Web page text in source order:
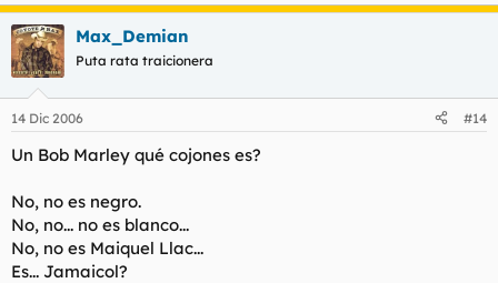
Max_Demian
Puta rata traicionera
14 Dic 2006 #14
Un Bob Marley qué cojones es?
No, no es negro.
No, no... no es blanco...
No, no es Maiquel Llac...
Es... Jamaicol?